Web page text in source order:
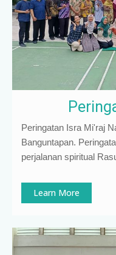
Peringatan Isra Mi'raj
Banguntapan.
perjalanan spiritual
Learn More